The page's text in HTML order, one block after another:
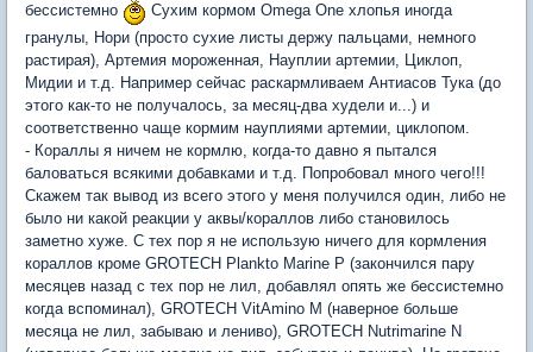
бессистемно
Сухим кормом Omega One хлопья иногда
гранулы, Нори (просто сухие листы держу пальцами, немного
растирая), Артемия мороженная, Науплии артемии, Циклоп,
Мидии и т.д. Например сейчас раскармливаем Антиасов Тука (до
этого как-то не получалось, за месяц-два худели и...) и
соответственно чаще кормим науплиями артемии, циклопом.
- Кораллы я ничем не кормлю, когда-то давно я пытался
баловаться всякими добавками и т.д. Попробовал много чего!!!
Скажем так вывод из всего этого у меня получился один, либо не
было ни какой реакции у аквы/кораллов либо становилось
заметно хуже. С тех пор я не использую ничего для кормления
кораллов кроме GROTECH Plankto Marine P (закончился пару
месяцев назад с тех пор не лил, добавлял опять же бессистемно
когда вспоминал), GROTECH VitAmino M (наверное больше
месяца не лил, забываю и лениво), GROTECH Nutrimarine N